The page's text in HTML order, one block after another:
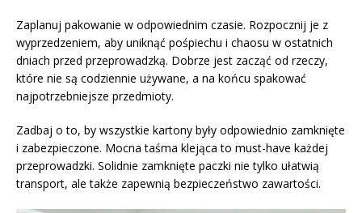
Zaplanuj pakowanie w odpowiednim czasie. Rozpocznij je z
wyprzedzeniem, aby uniknąć pośpiechu i chaosu w ostatnich
dniach przed przeprowadzką. Dobrze jest zacząć od rzeczy,
które nie są codziennie używane, a na końcu spakować
najpotrzebniejsze przedmioty.
Zadbaj o to, by wszystkie kartony były odpowiednio zamknięte
i zabezpieczone. Mocna taśma klejąca to must-have każdej
przeprowadzki. Solidnie zamknięte paczki nie tylko ułatwią
transport, ale także zapewnią bezpieczeństwo zawartości.